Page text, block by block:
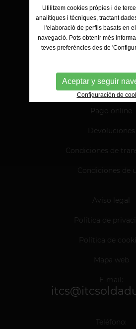
08191 Rubí
Pago online
Devoluciones
Condiciones de
Condiciones de
Aviso legal
Política de
Política de
Mapa web
E-mail:
Teléfono:
Utilitzem cookies pròpies i de
analítiques i tècniques, tractant
l'elaboració de perfils basats en
navegació. Pots obtenir més
teves preferències des de
Aceptar y seguir
Configuración de